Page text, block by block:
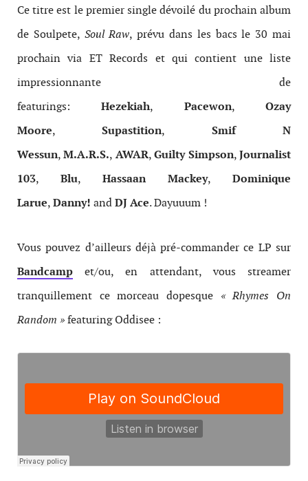
Ce titre est le premier single dévoilé du prochain album
de Soulpete, Soul Raw, prévu dans les bacs le 30 mai
prochain via ET Records et qui contient une liste
impressionnante de
featurings:Hezekiah, Pacewon,Ozay
Moore, Supastition, Smif N
Wessun,M.A.R.S., AWAR,Guilty Simpson,Journalist
103, Blu, Hassaan Mackey, Dominique
Larue,Danny! andDJ Ace. Dayuuum !
Vous pouvez d’ailleurs déjà pré-commander ce LP sur
Bandcamp et/ou, en attendant, vous streamer
tranquillement ce morceau dopesque « Rhymes On
Random »featuring Oddisee :